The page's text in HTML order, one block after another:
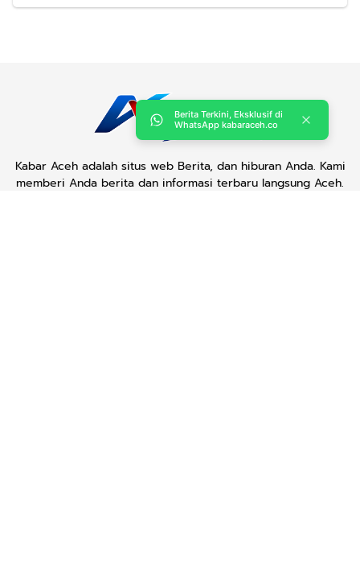
Kabar Aceh adalah situs web Berita, dan hiburan Anda. Kami
memberi Anda berita dan informasi terbaru langsung Aceh.
Berita Terkini, Eksklusif di
WhatsApp kabaraceh.co